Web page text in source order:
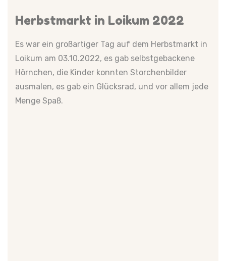
Herbstmarkt in Loikum 2022
Es war ein großartiger Tag auf dem Herbstmarkt in
Loikum am 03.10.2022, es gab selbstgebackene
Hörnchen, die Kinder konnten Storchenbilder
ausmalen, es gab ein Glücksrad, und vor allem jede
Menge Spaß.